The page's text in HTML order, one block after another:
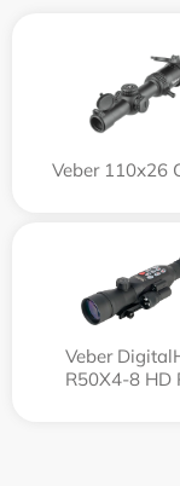
Veber 110х26
Veber
R50X4-8 HD